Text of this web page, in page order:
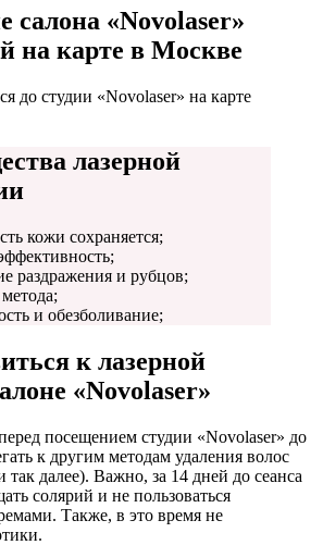
салона «Novolaser»
на карте в Москве
до студии «Novolaser» на карте
лазерной
кожи сохраняется;
раздражения и рубцов;
и обезболивание;
к лазерной
«Novolaser»
посещением студии «Novolaser» до
к другим методам удаления волос
так далее). Важно, за 14 дней до сеанса
солярий и не пользоваться
Также, в это время не